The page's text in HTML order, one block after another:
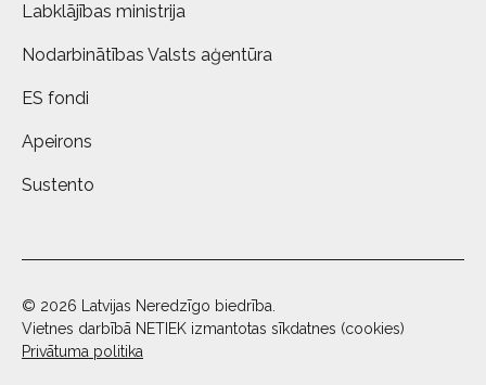
Labklājības ministrija
Nodarbinātības Valsts aģentūra
ES fondi
Apeirons
Sustento
© 2026 Latvijas Neredzīgo biedrība.
Vietnes darbībā NETIEK izmantotas sīkdatnes (cookies)
Privātuma politika